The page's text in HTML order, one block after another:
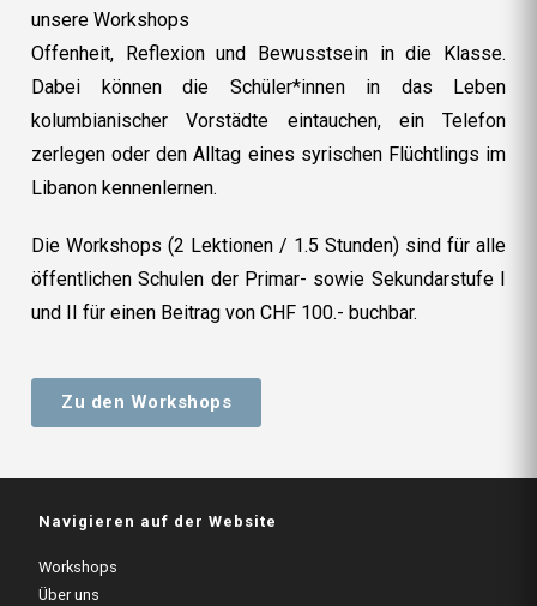
unsere Workshops
Offenheit, Reflexion und Bewusstsein in die Klasse.
Dabei können die Schüler*innen in das Leben
kolumbianischer Vorstädte eintauchen, ein Telefon
zerlegen oder den Alltag eines syrischen Flüchtlings im
Libanon kennenlernen.
Die Workshops (2 Lektionen / 1.5 Stunden) sind für alle
öffentlichen Schulen der Primar- sowie Sekundarstufe I
und II für einen Beitrag von CHF 100.- buchbar.
Zu den Workshops
Navigieren auf der Website
Workshops
Über uns